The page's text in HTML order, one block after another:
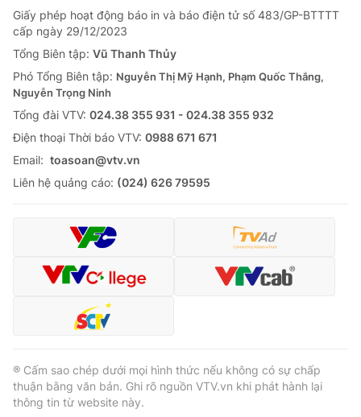
Giấy phép hoạt động báo in và báo điện tử số 483/GP-BTTTT
cấp ngày 29/12/2023
Tổng Biên tập: Vũ Thanh Thủy
Phó Tổng Biên tập: Nguyễn Thị Mỹ Hạnh, Phạm Quốc Thắng,
Nguyễn Trọng Ninh
Tổng đài VTV: 024.38 355 931 - 024.38 355 932
Ðiện thoại Thời báo VTV: 0988 671 671
Email: toasoan@vtv.vn
Liên hệ quảng cáo: (024) 626 79595
® Cấm sao chép dưới mọi hình thức nếu không có sự chấp
thuận bằng văn bản. Ghi rõ nguồn VTV.vn khi phát hành lại
thông tin từ website này.